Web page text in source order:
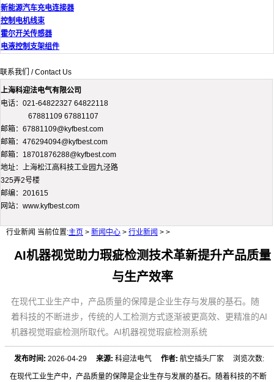
新能源汽车充电连接器
控制电机线束
霍尔开关传感器
电液控制支架组件
联系我们 / Contact Us
上海科迎法电气有限公司
电话：021-64822327 64822118
67881109 67881107
邮箱：67881109@kyfbest.com
邮箱：476294094@kyfbest.com
邮箱：18701876288@kyfbest.com
地址：上海松江高科技工业园九泾路
325弄2号楼
邮编：201615
网站：www.kyfbest.com
行业新闻 当前位置:主页 > 新闻中心 > 行业新闻 > >
AI机器视觉助力瑕疵检测技术革新提升产品质量
与生产效率
在现代工业生产中，产品质量的保障是企业生存与发展的基石。随
着科技的不断进步，传统的人工检测方式逐渐被更高效、更精准的AI
机器视觉瑕疵检测所取代。AI机器视觉瑕疵检测系统
发布时间: 2026-04-29来源: 科迎法电气作者: 航空插头厂家 浏览次数:
在现代工业生产中，产品质量的保障是企业生存与发展的基石。随着科技的不断